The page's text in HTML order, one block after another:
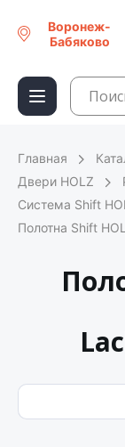
Воронеж-
Бабяково
Главная
Двери HOLZ
Система Shift
Полотна Shift